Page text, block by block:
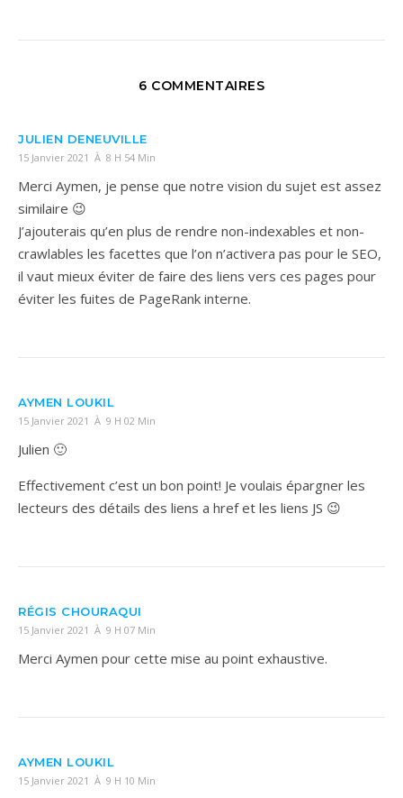
6 COMMENTAIRES
JULIEN DENEUVILLE
15 Janvier 2021 À 8 H 54 Min
Merci Aymen, je pense que notre vision du sujet est assez
similaire 😉
J’ajouterais qu’en plus de rendre non-indexables et non-
crawlables les facettes que l’on n’activera pas pour le SEO,
il vaut mieux éviter de faire des liens vers ces pages pour
éviter les fuites de PageRank interne.
AYMEN LOUKIL
15 Janvier 2021 À 9 H 02 Min
Julien 🙂
Effectivement c’est un bon point! Je voulais épargner les
lecteurs des détails des liens a href et les liens JS 😉
RÉGIS CHOURAQUI
15 Janvier 2021 À 9 H 07 Min
Merci Aymen pour cette mise au point exhaustive.
AYMEN LOUKIL
15 Janvier 2021 À 9 H 10 Min